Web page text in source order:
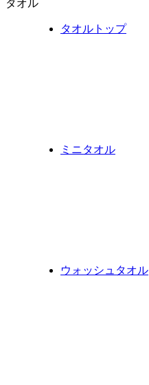
タオル
タオルトップ
ミニタオル
ウォッシュタオル